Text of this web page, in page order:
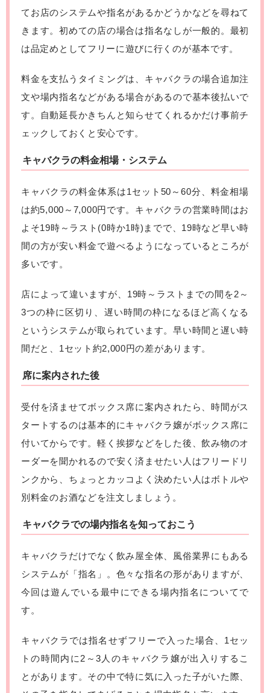
てお店のシステムや指名があるかどうかなどを尋ねて
きます。初めての店の場合は指名なしが一般的。最初
は品定めとしてフリーに遊びに行くのが基本です。
料金を支払うタイミングは、キャバクラの場合追加注
文や場内指名などがある場合があるので基本後払いで
す。自動延長かきちんと知らせてくれるかだけ事前チ
ェックしておくと安心です。
キャバクラの料金相場・システム
キャバクラの料金体系は1セット50～60分、料金相場
は約5,000～7,000円です。キャバクラの営業時間はお
よそ19時～ラスト(0時か1時)までで、19時など早い時
間の方が安い料金で遊べるようになっているところが
多いです。
店によって違いますが、19時～ラストまでの間を2～
3つの枠に区切り、遅い時間の枠になるほど高くなる
というシステムが取られています。早い時間と遅い時
間だと、1セット約2,000円の差があります。
席に案内された後
受付を済ませてボックス席に案内されたら、時間がス
タートするのは基本的にキャバクラ嬢がボックス席に
付いてからです。軽く挨拶などをした後、飲み物のオ
ーダーを聞かれるので安く済ませたい人はフリードリ
ンクから、ちょっとカッコよく決めたい人はボトルや
別料金のお酒などを注文しましょう。
キャバクラでの場内指名を知っておこう
キャバクラだけでなく飲み屋全体、風俗業界にもある
システムが「指名」。色々な指名の形がありますが、
今回は遊んでいる最中にできる場内指名についてで
す。
キャバクラでは指名せずフリーで入った場合、1セッ
トの時間内に2～3人のキャバクラ嬢が出入りするこ
とがあります。その中で特に気に入った子がいた際、